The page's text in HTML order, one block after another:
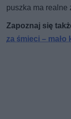
puszka ma realne
Zapoznaj się
za śmieci – mało